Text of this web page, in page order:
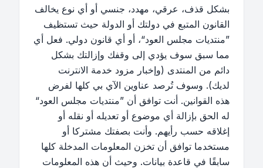
بشكل قذف، عرقي، مهدد، جنسي أو أي نوع يخالف
القانون المتبع في دولتك أو الدولة حيث تستظيف
”منتديات مجلس العود“، أو أي قانون دولي. فعل أي
مما سبق سوف يؤدي إلى وقفك وإزالتك بشكل
دائم من المنتدى (وإخبار مزود خدمة الانترنت
لديك). وسوف تُرصد عناوين الآي بي كلها لفرض
هذه القوانين. أنت توافق أن ”منتديات مجلس العود“
له الحق بإزالة أي موضوع أو تعديله أو نقله أو
إغلاقه حسب رأيهم. وأنت بصفتك مشتركا أو
مستخدما توافق أن تخزن المعلومات المدخلة كلها
سابقًا في قاعدة بيانات. وحيث أن هذه المعلومات